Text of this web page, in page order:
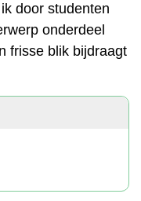
door studenten
onderdeel
frisse blik bijdraagt